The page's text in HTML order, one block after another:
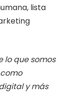
lista
lo que somos
y más